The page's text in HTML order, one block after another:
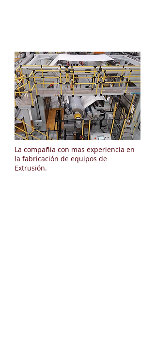
La compañía con mas experiencia en
la fabricación de equipos de
Extrusión.